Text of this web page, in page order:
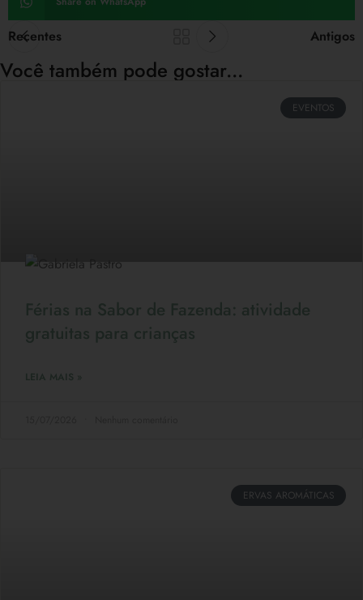
Recentes Antigos
Você também pode gostar...
EVENTOS
Férias na Sabor de Fazenda: atividade
gratuitas para crianças
LEIA MAIS »
ERVAS AROMÁTICAS